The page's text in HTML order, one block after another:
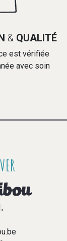
& QUALITÉ
est vérifiée
avec soin